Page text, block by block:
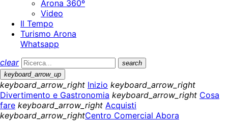
Arona 360º
Video
Il Tempo
Turismo Arona
Whatsapp
clear
search
keyboard_arrow_up
keyboard_arrow_right Inizio keyboard_arrow_right
Divertimento e Gastronomia keyboard_arrow_right Cosa
fare keyboard_arrow_right Acquisti
keyboard_arrow_rightCentro Comercial Abora